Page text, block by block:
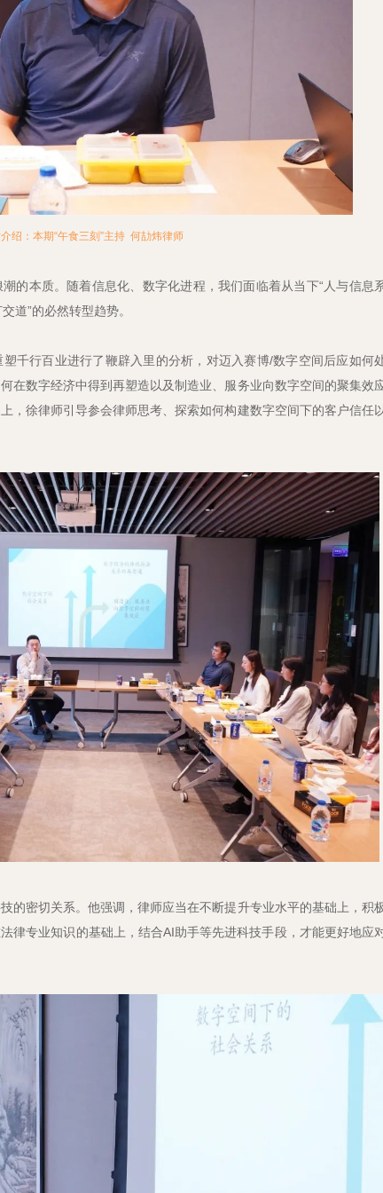
介绍：本期“午食三刻”主持 何劼炜律师
的本质。随着信息化、数字化进程，我们面临着从当下“人与信息
道”的必然转型趋势。
千行百业进行了鞭辟入里的分析，对迈入赛博/数字空间后应如何
在数字经济中得到再塑造以及制造业、服务业向数字空间的聚集效
，徐律师引导参会律师思考、探索如何构建数字空间下的客户信任
的密切关系。他强调，律师应当在不断提升专业水平的基础上，积
律专业知识的基础上，结合AI助手等先进科技手段，才能更好地应